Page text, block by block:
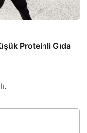
Proteinli Gıda